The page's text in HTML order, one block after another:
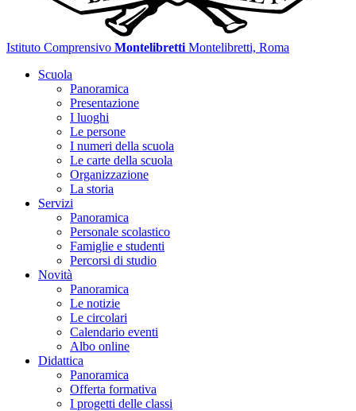
Istituto Comprensivo Montelibretti Montelibretti, Roma
Scuola
Panoramica
Presentazione
I luoghi
Le persone
I numeri della scuola
Le carte della scuola
Organizzazione
La storia
Servizi
Panoramica
Personale scolastico
Famiglie e studenti
Percorsi di studio
Novità
Panoramica
Le notizie
Le circolari
Calendario eventi
Albo online
Didattica
Panoramica
Offerta formativa
I progetti delle classi